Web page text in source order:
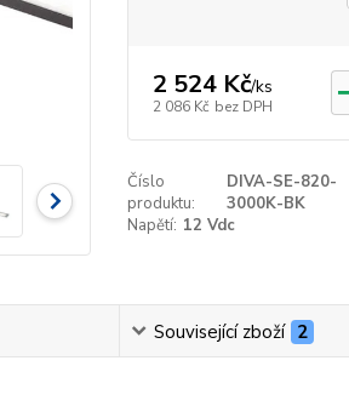
2 524 Kč/ks
2 086 Kč bez DPH
Číslo
produktu:
DIVA-SE-820-
3000K-BK
Napětí: 12 Vdc
Související zboží 2